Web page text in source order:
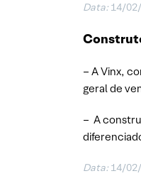
Data: 14/
– A Vinx,
geral de
– A
Data: 14/